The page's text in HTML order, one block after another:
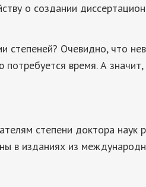
о создании
степеней? Очевидно, что
время. А
степени доктора наук
в изданиях из